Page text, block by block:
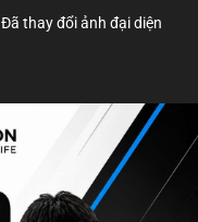
Đã thay đổi ảnh đại diện